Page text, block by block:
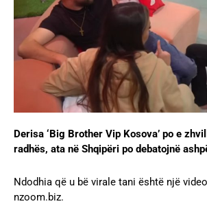
Derisa ‘Big Brother Vip Kosova’ po e
radhës, ata në Shqipëri po debatojnë
Ndodhia që u bë virale tani është një
nzoom.biz.